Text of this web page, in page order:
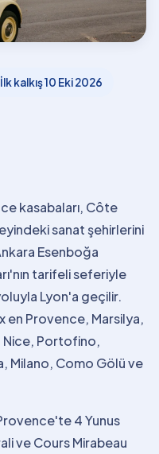
İlk kalkış10 Eki 2026
kasabaları, Côte
sanat şehirlerini
Esenboğa
tarifeli seferiyle
Lyon'a geçilir.
en Provence, Marsilya,
Nice, Portofino,
Milano, Como Gölü ve
4 Yunus
ve Cours Mirabeau